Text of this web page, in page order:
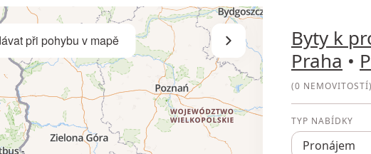
při pohybu v mapě Skrýt seznamByty k
Praha •
(0 NEMOVITOSTÍ)
TYP NABÍDKY
Pronájem